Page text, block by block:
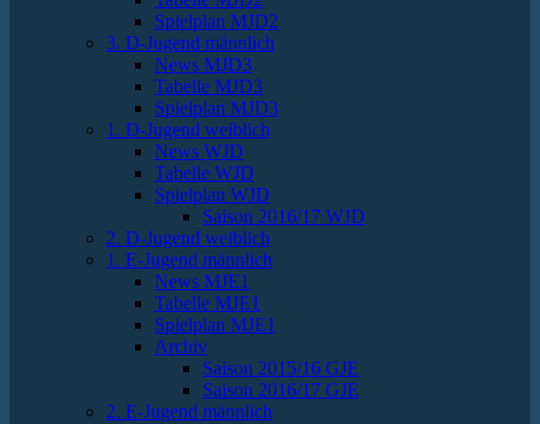
Spielplan MJD2
3. D-Jugend männlich
News MJD3
Tabelle MJD3
Spielplan MJD3
1. D-Jugend weiblich
News WJD
Tabelle WJD
Spielplan WJD
Saison 2016/17 WJD
2. D-Jugend weiblich
1. E-Jugend männlich
News MJE1
Tabelle MJE1
Spielplan MJE1
Archiv
Saison 2015/16 GJE
Saison 2016/17 GJE
2. E-Jugend männlich